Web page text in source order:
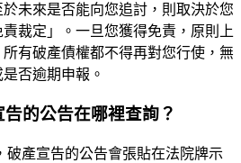
未來是否能向您追討，則取決於您
裁定」。一旦您獲得免責，原則上
有破產債權都不得再對您行使，無
否逾期申報。
的公告在哪裡查詢？
破產宣告的公告會張貼在法院牌示